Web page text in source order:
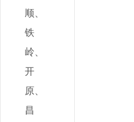
顺、
铁
岭、
开
原、
昌